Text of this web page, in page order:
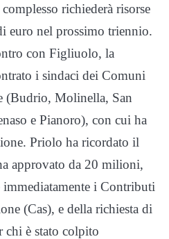
richiederà risorse
euro nel prossimo triennio.
con Figliuolo, la
i sindaci dei Comuni
(Budrio, Molinella, San
e Pianoro), con cui ha
Priolo ha ricordato il
approvato da 20 milioni,
immediatamente i Contributi
(Cas), e della richiesta di
chi è stato colpito